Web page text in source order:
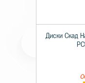
Диски Скад